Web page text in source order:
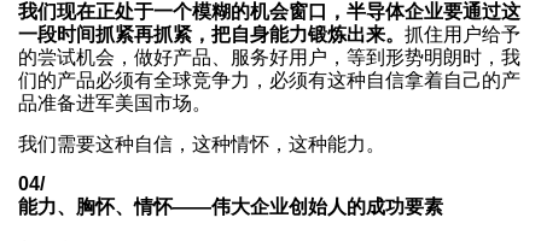
我们现在正处于一个模糊的机会窗口，半导体企业要通过这
一段时间抓紧再抓紧，把自身能力锻炼出来。 抓住用户给予
的尝试机会，做好产品、服务好用户，等到形势明朗时，我
们的产品必须有全球竞争力，必须有这种自信拿着自己的产
品准备进军美国市场。
我们需要这种自信，这种情怀，这种能力。
04/
能力、胸怀、情怀——伟大企业创始人的成功要素